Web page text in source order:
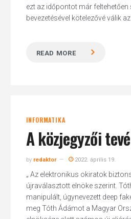
ezt az időpontot már
bevezetésével kötelezővé válik
READ MORE
INFORMATIKA
A közjegyzői
by redaktor 2022. április 19.
„ Az elektronikus okiratok
újraválasztott elnöke szerint.
manipulált, úgynevezett deep
meg Tóth Ádámot a Magyar